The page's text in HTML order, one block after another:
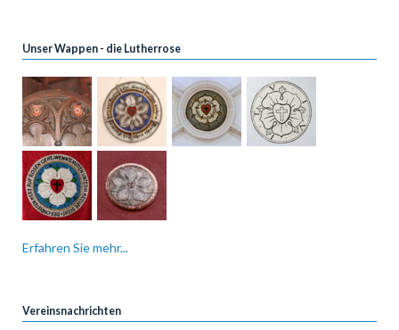
Unser Wappen - die Lutherrose
Erfahren Sie mehr...
Vereinsnachrichten